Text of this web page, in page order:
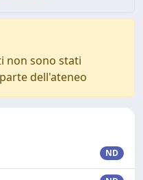
non sono stati
dell'ateneo
ND